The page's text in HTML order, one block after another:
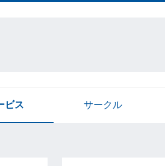
ビス サークル